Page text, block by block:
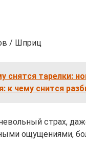
/ Шприц
снятся тарелки:
к чему снится
страх,
ощущениями,